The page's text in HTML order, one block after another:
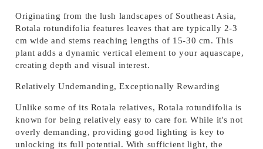
Originating from the lush landscapes of Southeast Asia,
Rotala rotundifolia features leaves that are typically 2-3
cm wide and stems reaching lengths of 15-30 cm. This
plant adds a dynamic vertical element to your aquascape,
creating depth and visual interest.
Relatively Undemanding, Exceptionally Rewarding
Unlike some of its Rotala relatives, Rotala rotundifolia is
known for being relatively easy to care for. While it's not
overly demanding, providing good lighting is key to
unlocking its full potential. With sufficient light, the